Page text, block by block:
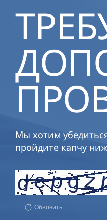
Мы хотим
пройдите капчу
Обновить